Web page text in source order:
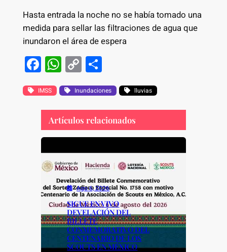
Hasta entrada la noche no se había tomado una
medida para sellar las filtraciones de agua que
inundaron el área de espera
F
a
c
e
b
o
o
k
W
h
at
s
A
p
p
C
o
p
y
Li
n
k
S
h
ar
e
IMSS Inundaciones lluvias
Artículos relacionados
Ago 6, 2026
SIGUE EN VIVO
DEVELACIÓN DEL
BILLETE
CONMEMORATIVO DEL
CENTENARIO DE LOS
SCOUTS EN MÉXICO